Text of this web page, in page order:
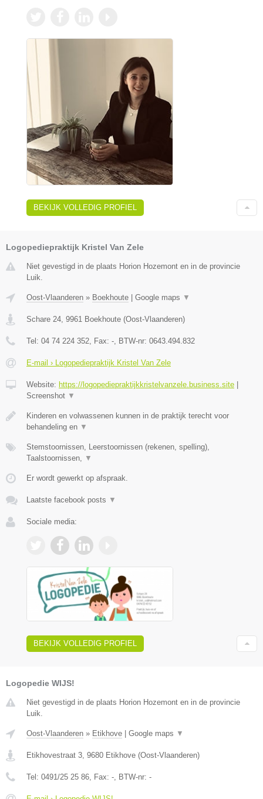
BEKIJK VOLLEDIG PROFIEL
Logopediepraktijk Kristel Van Zele
Niet gevestigd in de plaats Horion Hozemont en in de provincie
Luik.
Oost-Vlaanderen » Boekhoute Google maps ▼
Schare 24, 9961 Boekhoute (Oost-Vlaanderen)
Tel: 04 74 224 352, Fax: -, BTW-nr: 0643.494.832
E-mail › Logopediepraktijk Kristel Van Zele
Website: https://logopediepraktijkkristelvanzele.business.site
Screenshot ▼
Kinderen en volwassenen kunnen in de praktijk terecht voor
behandeling en ▼
Stemstoornissen, Leerstoornissen (rekenen, spelling),
Taalstoornissen, ▼
Er wordt gewerkt op afspraak.
Laatste facebook posts ▼
Sociale media:
BEKIJK VOLLEDIG PROFIEL
Logopedie WIJS!
Niet gevestigd in de plaats Horion Hozemont en in de provincie
Luik.
Oost-Vlaanderen » Etikhove Google maps ▼
Etikhovestraat 3, 9680 Etikhove (Oost-Vlaanderen)
Tel: 0491/25 25 86, Fax: -, BTW-nr: -